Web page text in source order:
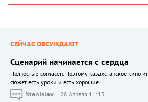
СЕЙЧАС ОБСУЖДАЮТ
Сценарий начинается с сердца
Полностью согласен. Поэтому казахстанское кино
сюжет, есть уроки и есть хорошие...
Stanislav
28 Апреля 11:13